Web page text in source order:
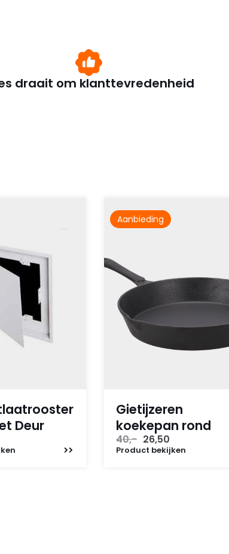
draait om klanttevredenheid
Deur
Aanbieding
Gietijzeren
koekepan rond
40,- Oorspronkelijke
prijs
26,50
prijs
Product bekijken